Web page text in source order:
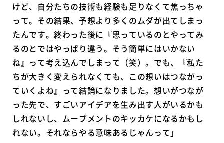
けど、自分たちの技術も経験も足りなくて焦っちゃ
って。その結果、予想より多くのムダが出てしまっ
たんです。終わった後に『思っているのとやってみ
るのとではやっぱり違う。そう簡単にはいかない
ね』って考え込んでしまって（笑）。でも、『私た
ちが大きく変えられなくても、この想いはつながっ
ていくよね』って結論になりました。想いがつなが
った先で、すごいアイデアを生み出す人がいるかも
しれないし、ムーブメントのキッカケになるかもし
れない。それならやる意味あるじゃんって」